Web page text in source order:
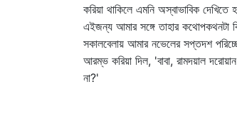
করিয়া থাকিলে এমনি অস্বাভাবিক
এইজন্য আমার সঙ্গে তাহার কথোপকথনটা
সকালবেলায় আমার নভেলের সপ্তদশ
আরম্ভ করিয়া দিল, 'বাবা, রামদয়াল
না?'